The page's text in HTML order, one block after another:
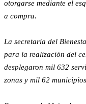
otorgarse mediante el
a compra.
La secretaria del
para la realización del
desplegaron mil 632
zonas y mil 62